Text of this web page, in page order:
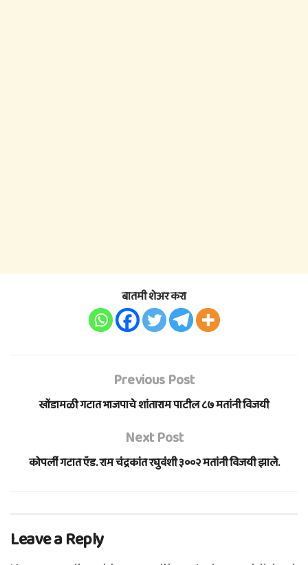
बातमी शेअर करा
Previous Post
खोंडामळी गटात भाजपाचे शांताराम पाटील ८७ मतांनी विजयी
Next Post
कोपर्ली गटात ऍड. राम चंद्रकांत रघुवंशी ३००२ मतांनी विजयी झाले.
Leave a Reply